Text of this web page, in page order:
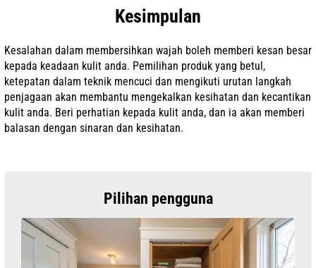
Kesimpulan
Kesalahan dalam membersihkan wajah boleh memberi kesan besar
kepada keadaan kulit anda. Pemilihan produk yang betul,
ketepatan dalam teknik mencuci dan mengikuti urutan langkah
penjagaan akan membantu mengekalkan kesihatan dan kecantikan
kulit anda. Beri perhatian kepada kulit anda, dan ia akan memberi
balasan dengan sinaran dan kesihatan.
Pilihan pengguna